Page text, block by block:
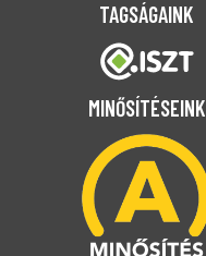
TAGSÁGAINK
MINŐSÍTÉSEINK